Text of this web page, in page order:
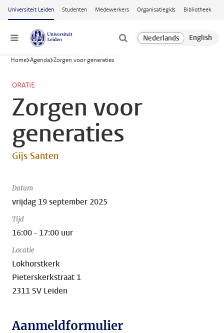
Ga naar hoofdinhoud
Universiteit Leiden Studenten Medewerkers Organisatiegids Bibliotheek
Menu
Home Agenda Zorgen voor generaties
ORATIE
Zorgen voor
generaties
Gijs Santen
Datum
vrijdag 19 september 2025
Tijd
16:00 - 17:00 uur
Locatie
Lokhorstkerk
Pieterskerkstraat 1
2311 SV Leiden
Aanmeldformulier